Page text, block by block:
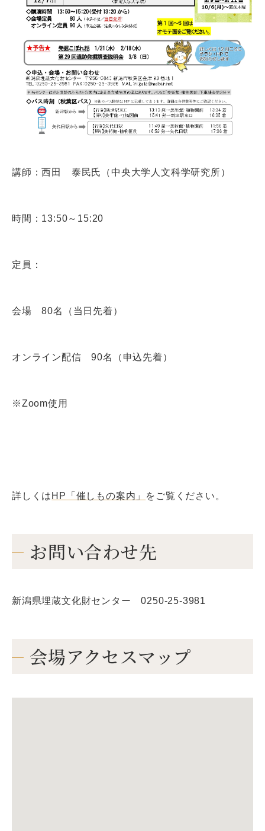
講師：西田 泰民氏（中央大学人文科学研究所）
時間：13:50～15:20
定員：
会場 80名（当日先着）
オンライン配信 90名（申込先着）
※Zoom使用
詳しくは HP「催しもの案内」 をご覧ください。
お問い合わせ先
新潟県埋蔵文化財センター 0250-25-3981
会場アクセスマップ